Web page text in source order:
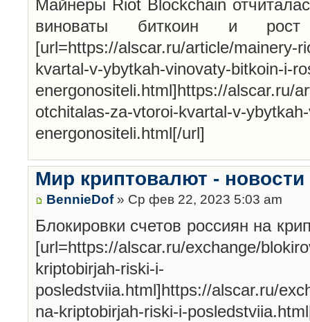
Майнеры Riot Blockchain
виноваты биткоин и
[url=https://alscar.ru/article/mainery-
kvartal-v-ybytkah-vinovaty-bitkoin-i-
energonositeli.html]https://alscar.ru/
otchitalas-za-vtoroi-kvartal-v-
energonositeli.html[/url]
Мир криптовалют - новости
BennieDof» Ср фев 22, 2023 5:03 am
Блокировки счетов россиян на
[url=https://alscar.ru/exchange/
kriptobirjah-riski-i-
posledstviia.html]https://alscar.ru/
na-kriptobirjah-riski-i-